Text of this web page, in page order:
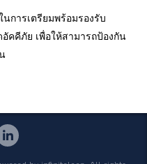
นการเตรียมพร้อมรองรับ
อัคคีภัย เพื่อให้สามารถป้องกัน